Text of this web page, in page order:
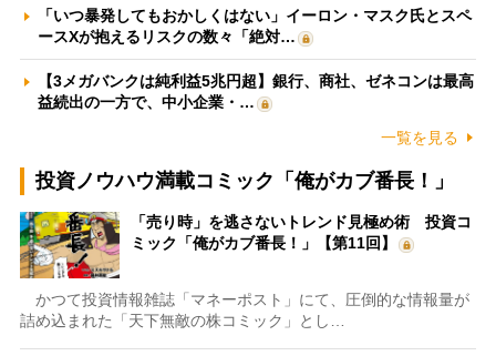
「いつ暴発してもおかしくはない」イーロン・マスク氏とスペ
ースXが抱えるリスクの数々「絶対…
【3メガバンクは純利益5兆円超】銀行、商社、ゼネコンは最高
益続出の一方で、中小企業・…
一覧を見る
投資ノウハウ満載コミック「俺がカブ番長！」
「売り時」を逃さないトレンド見極め術 投資コ
ミック「俺がカブ番長！」【第11回】
かつて投資情報雑誌「マネーポスト」にて、圧倒的な情報量が
詰め込まれた「天下無敵の株コミック」とし…